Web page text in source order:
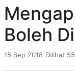
Boleh
15 Sep 2018 Dilihat